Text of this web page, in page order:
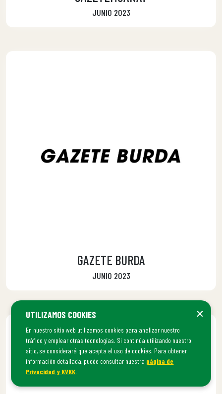
JUNIO 2023
GAZETE BURDA
JUNIO 2023
×
UTILIZAMOS COOKIES
En nuestro sitio web utilizamos cookies para analizar nuestro
tráfico y emplear otras tecnologías. Si continúa utilizando nuestro
sitio, se considerará que acepta el uso de cookies. Para obtener
información detallada, puede consultar nuestra página de
Privacidad y KVKK.